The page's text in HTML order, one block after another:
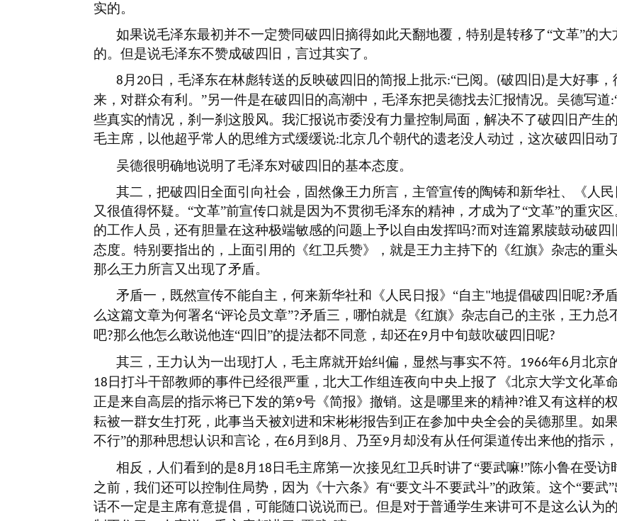
实的。
如果说毛泽东最初并不一定赞同破四旧摘得如此天翻地覆，特别是转移了“文革”的
的。但是说毛泽东不赞成破四旧，言过其实了。
8 月 20 日，毛泽东在林彪转送的反映破四旧的简报上批示:“已阅。 (破四旧 )是大好事
来，对群众有利。”另一件是在破四旧的高潮中，毛泽东把吴德找去汇报情况。吴德写道:
些真实的情况，刹一刹这股风。我汇报说市委没有力量控制局面，解决不了破四旧产生
毛主席，以他超乎常人的思维方式缓缓说:北京几个朝代的遗老没人动过，这次破四旧动
吴德很明确地说明了毛泽东对破四旧的基本态度。
其二，把破四旧全面引向社会，固然像王力所言，主管宣传的陶铸和新华社、《人
又很值得怀疑。 “文革”前宣传口就是因为不贯彻毛泽东的精神，才成为了“文革”的重灾
的工作人员，还有胆量在这种极端敏感的问题上予以自由发挥吗?而对连篇累牍鼓动破四
态度。特别要指出的，上面引用的《红卫兵赞》，就是王力主持下的《红旗》杂志的重
那么王力所言又出现了矛盾。
矛盾一，既然宣传不能自主，何来新华社和《人民日报》 “自主"地提倡破四旧呢?矛
么这篇文章为何署名“评论员文章”?矛盾三，哪怕就是《红旗》杂志自己的主张，王力
吧?那么他怎么敢说他连“四旧”的提法都不同意，却还在9 月中旬鼓吹破四旧呢?
其三，王力认为一出现打人，毛主席就开始纠偏，显然与事实不符。 1966年6 月北京
18 日打斗干部教师的事件已经很严重，北大工作组连夜向中央上报了《北京大学文化革
正是来自高层的指示将已下发的第9号《简报》撤销。这是哪里来的精神?谁又有这样的
耘被一群女生打死，此事当天被刘进和宋彬彬报告到正在参加中央全会的吴德那里。如
不行”的那种思想认识和言论，在6 月到 8 月、乃至9 月却没有从任何渠道传出来他的指示
相反，人们看到的是8 月 18 日毛主席第一次接见红卫兵时讲了“要武嘛!”陈小鲁在受访
之前，我们还可以控制住局势，因为《十六条》有“要文斗不要武斗”的政策。这个“要武
话不一定是主席有意提倡，可能随口说说而已。但是对于普通学生来讲可不是这么认为